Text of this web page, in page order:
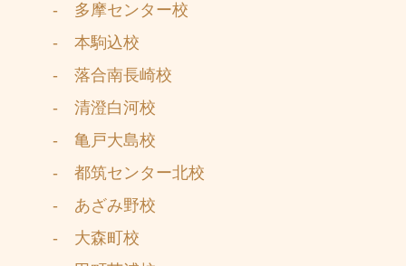
- 多摩センター校
- 本駒込校
- 落合南長崎校
- 清澄白河校
- 亀戸大島校
- 都筑センター北校
- あざみ野校
- 大森町校